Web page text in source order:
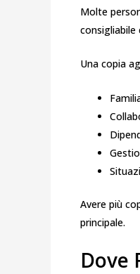
Molte
Una copia
Avere più
principale.
Dove